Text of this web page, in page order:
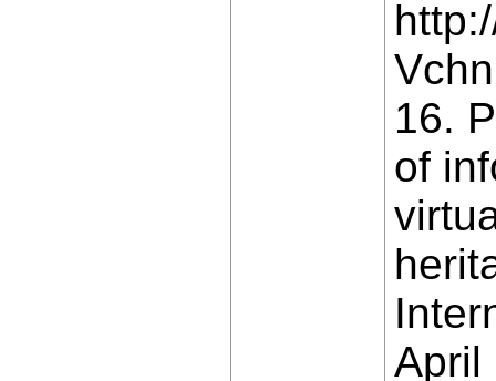
16.
of
April